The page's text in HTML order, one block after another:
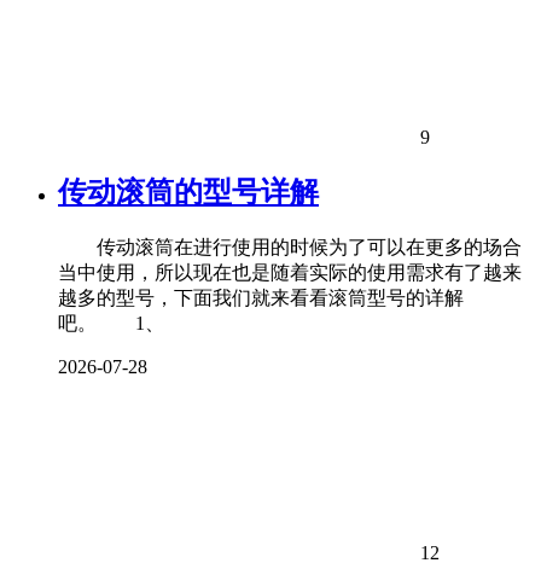
9
传动滚筒的型号详解
传动滚筒在进行使用的时候为了可以在更多的场合
当中使用，所以现在也是随着实际的使用需求有了越来
越多的型号，下面我们就来看看滚筒型号的详解
吧。 1、
2026-07-28
12